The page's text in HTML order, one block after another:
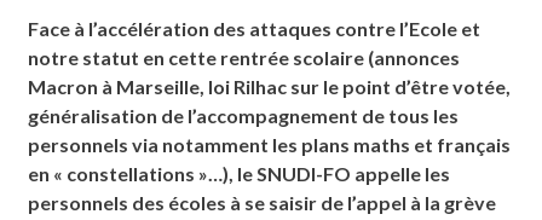
Face à l’accélération des attaques contre l’Ecole et
notre statut en cette rentrée scolaire (annonces
Macron à Marseille, loi Rilhac sur le point d’être votée,
généralisation de l’accompagnement de tous les
personnels via notamment les plans maths et français
en « constellations »…), le SNUDI-FO appelle les
personnels des écoles à se saisir de l’appel à la grève